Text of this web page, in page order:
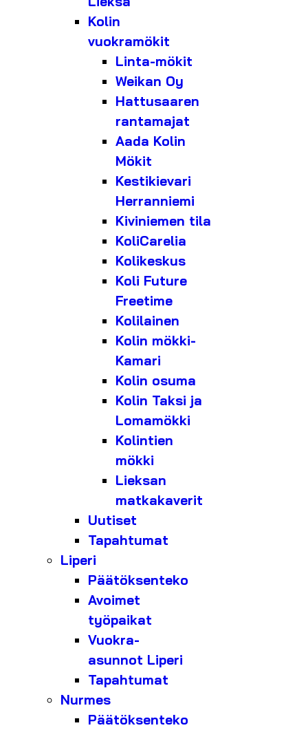
Kolin
vuokramökit
Linta-mökit
Weikan Oy
Hattusaaren
rantamajat
Aada Kolin
Mökit
Kestikievari
Herranniemi
Kiviniemen tila
KoliCarelia
Kolikeskus
Koli Future
Freetime
Kolilainen
Kolin mökki-
Kamari
Kolin osuma
Kolin Taksi ja
Lomamökki
Kolintien
mökki
Lieksan
matkakaverit
Uutiset
Tapahtumat
Liperi
Päätöksenteko
Avoimet
työpaikat
Vuokra-
asunnot Liperi
Tapahtumat
Nurmes
Päätöksenteko